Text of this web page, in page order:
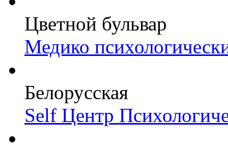
Цветной бульвар
Медико
Белорусская
Self Центр